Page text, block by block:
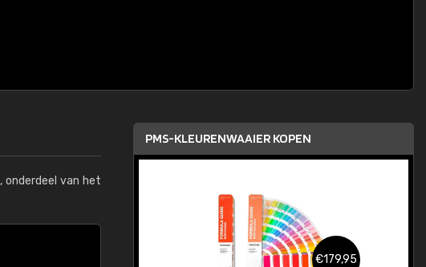
, onderdeel van het
PMS-KLEURENWAAIER KOPEN
€179,95